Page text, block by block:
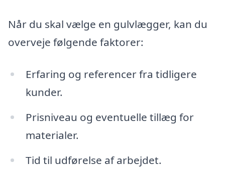
Når du skal vælge en gulvlægger, kan du
overveje følgende faktorer:
Erfaring og referencer fra tidligere
kunder.
Prisniveau og eventuelle tillæg for
materialer.
Tid til udførelse af arbejdet.